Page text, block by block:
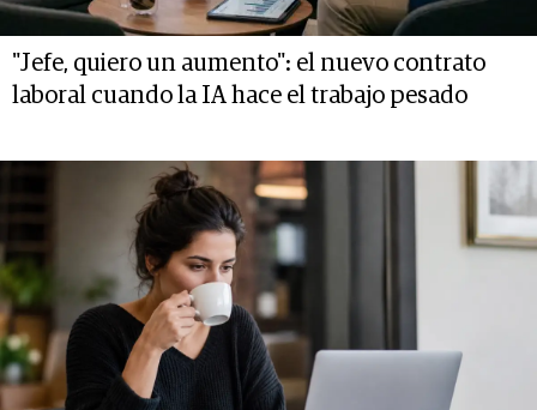
"Jefe, quiero un aumento": el nuevo contrato
laboral cuando la IA hace el trabajo pesado